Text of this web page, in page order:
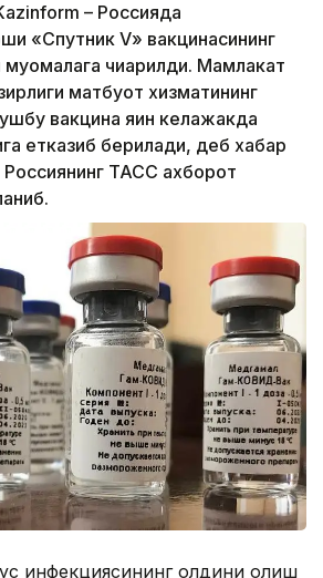
– Россияда
«Спутник V» вакцинасининг
чиқарилди. Мамлакат
матбуот хизматининг
вакцина яқин келажакда
етказиб берилади, деб хабар
ТАСС ахборот
инфекциясининг олдини олиш